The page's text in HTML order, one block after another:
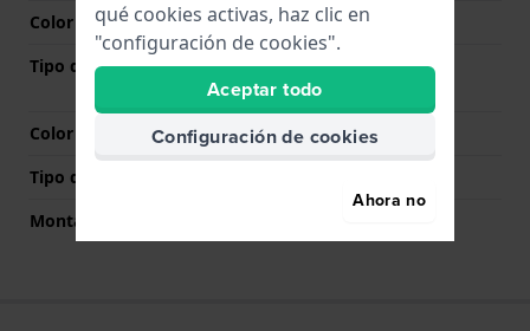
Color de correa
Negro
Tipo de cierre
Cierre desplegable con
botones pulsadores
Color del cierre
Negro
Tipo de montaje
Montaje Recto
qué cookies activas, haz clic en
"configuración de cookies".
Aceptar todo
Configuración de cookies
Ahora no